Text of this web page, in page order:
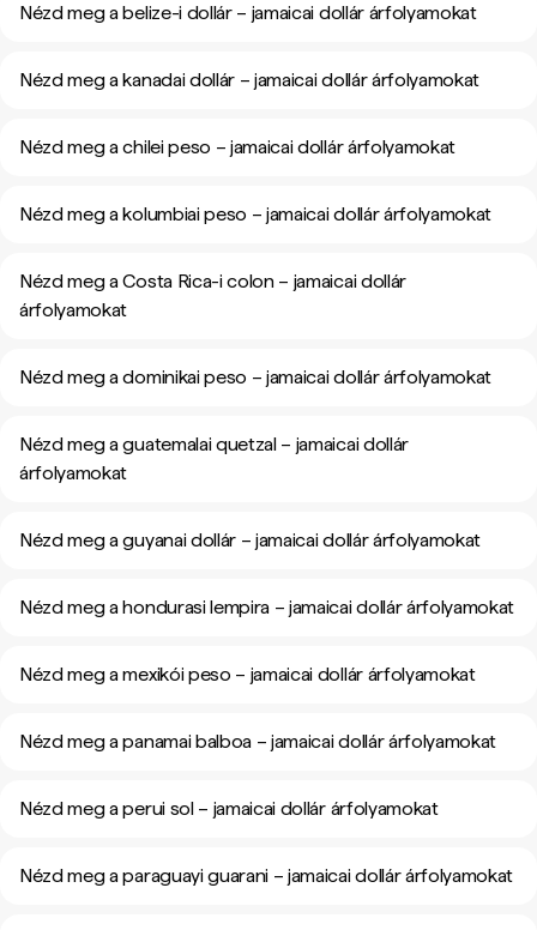
Nézd meg a belize-i dollár – jamaicai dollár árfolyamokat
Nézd meg a kanadai dollár – jamaicai dollár árfolyamokat
Nézd meg a chilei peso – jamaicai dollár árfolyamokat
Nézd meg a kolumbiai peso – jamaicai dollár árfolyamokat
Nézd meg a Costa Rica-i colon – jamaicai dollár
árfolyamokat
Nézd meg a dominikai peso – jamaicai dollár árfolyamokat
Nézd meg a guatemalai quetzal – jamaicai dollár
árfolyamokat
Nézd meg a guyanai dollár – jamaicai dollár árfolyamokat
Nézd meg a hondurasi lempira – jamaicai dollár árfolyamokat
Nézd meg a mexikói peso – jamaicai dollár árfolyamokat
Nézd meg a panamai balboa – jamaicai dollár árfolyamokat
Nézd meg a perui sol – jamaicai dollár árfolyamokat
Nézd meg a paraguayi guarani – jamaicai dollár árfolyamokat